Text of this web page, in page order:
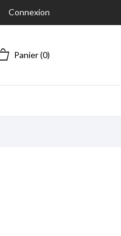
Connexion
Panier(0)